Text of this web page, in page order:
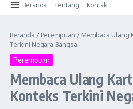
Beranda Tentang Kontak
Beranda / Perempuan / Membaca Ulang
Terkini Negara-Bangsa
Perempuan
Membaca Ulang
Konteks Terkini